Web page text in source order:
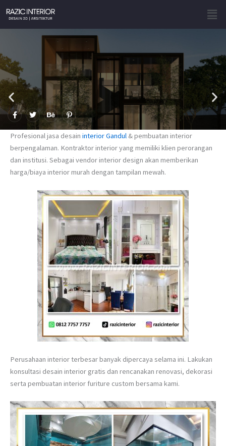
content
F
a
e
b
o
k
f
T
w
t
t
e
r
B
e
h
a
n
c
P
i
n
t
e
r
s
-
Profesional jasa desain interior Gandul & pembuatan interior
berpengalaman. Kontraktor interior yang memiliki klien perorangan
dan institusi. Sebagai vendor interior design akan memberikan
harga/biaya interior murah dengan tampilan mewah.
Perusahaan interior terbesar banyak dipercaya selama ini. Lakukan
konsultasi desain interior gratis dan rencanakan renovasi, dekorasi
serta pembuatan interior furiture custom bersama kami.